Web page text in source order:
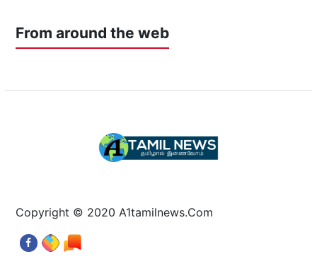
From around the web
Copyright © 2020 A1tamilnews.Com